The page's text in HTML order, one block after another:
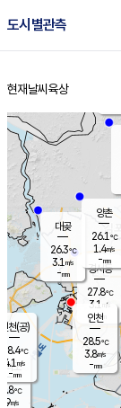
도시별관측
홈
현재날씨 육상
의도
℃
m/s
경서동
27.8℃
3.1 m/s
-mm
대곶
26.3℃
3.1 m/s
-mm
양촌
26.1℃
1.4m/s
-mm
인천(공)
28.4℃
4.1 m/s
-mm
인천
28.5℃
3.8m/s
-mm